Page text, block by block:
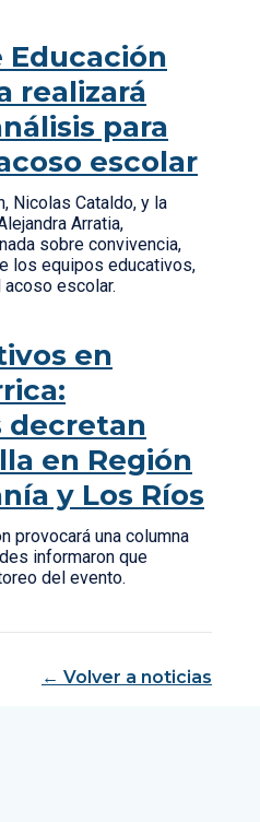
Educación
realizará
para
escolar
Nicolas Cataldo, y la
Arratia,
sobre convivencia,
los equipos educativos,
escolar.
en
decretan
en Región
y Los Ríos
provocará una columna
informaron que
del evento.
← Volver a noticias